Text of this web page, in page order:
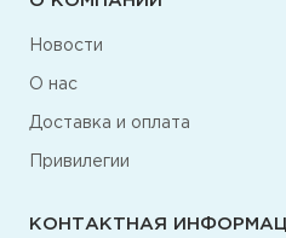
Новости
О нас
Доставка и оплата
Привилегии
КОНТАКТНАЯ